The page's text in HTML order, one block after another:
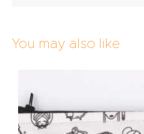
You may also like